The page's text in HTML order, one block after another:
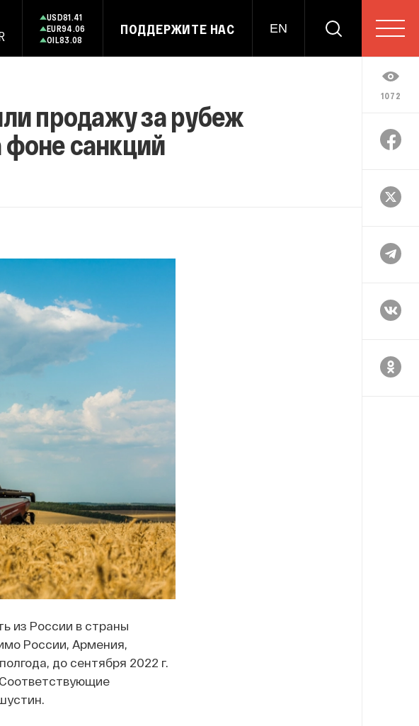
USD81.41
EUR94.06
OIL83.08
ПОДДЕРЖИТЕ НАС EN
1072
продажу за рубеж
фоне санкций
из России в страны
России, Армения,
до сентября 2022 г.